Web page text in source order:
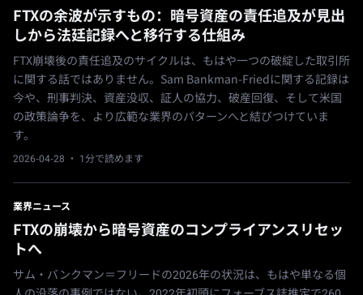
FTXの余波が示すもの：暗号資産の責任追及が見出
しから法廷記録へと移行する仕組み
FTX崩壊後の責任追及のサイクルは、もはや一つの破綻した取引所
に関する話ではありません。Sam Bankman-Friedに関する記録は
今や、刑事判決、資産没収、証人の協力、破産回復、そして米国
の政策論争を、より広範な業界のパターンへと結びつけていま
す。
2026-04-28 · 1分で読めます
業界ニュース
FTXの崩壊から暗号資産のコンプライアンスリセッ
トへ
サム・バンクマン＝フリードの2026年の状況は、もはや単なる個